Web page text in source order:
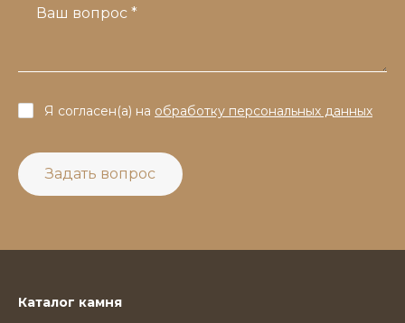
Ваш вопрос *
Задать вопрос
Я согласен(а) на обработку персональных данных
Каталог камня